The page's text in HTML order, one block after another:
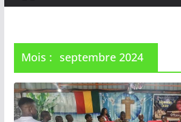
Mois : septembre 2024